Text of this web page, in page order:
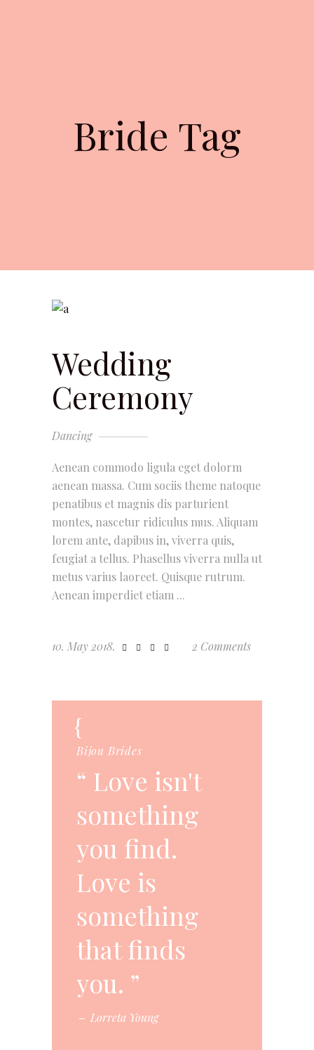
Bride Tag
Wedding
Ceremony
Dancing
Aenean commodo ligula eget dolorm
aenean massa. Cum sociis theme natoque
penatibus et magnis dis parturient
montes, nascetur ridiculus mus. Aliquam
lorem ante, dapibus in, viverra quis,
feugiat a tellus. Phasellus viverra nulla ut
metus varius laoreet. Quisque rutrum.
Aenean imperdiet etiam
10. May 2018. 2 Comments
Bijou Brides
Love isn't
something
you find.
Love is
something
that finds
you.
Lorreta Young